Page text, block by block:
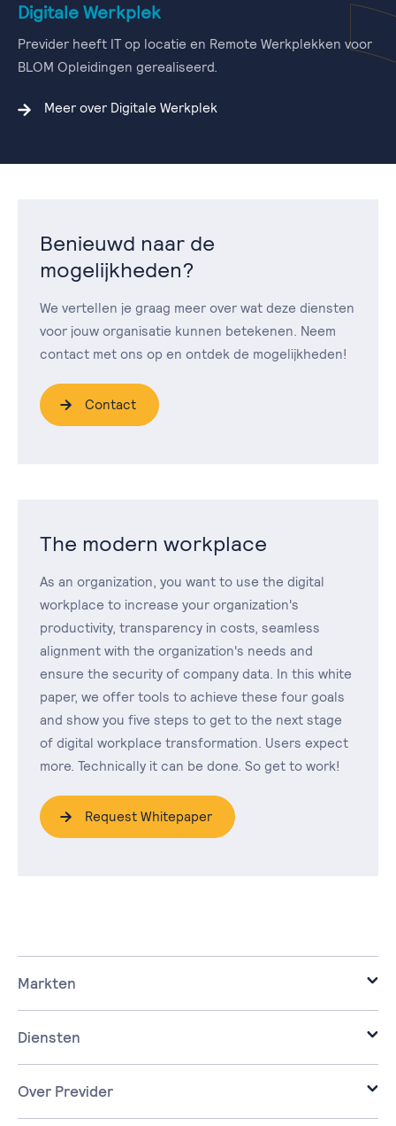
Digitale Werkplek
Previder heeft IT op locatie en Remote Werkplekken voor
BLOM Opleidingen gerealiseerd.
Meer over Digitale Werkplek
Benieuwd naar de
mogelijkheden?
We vertellen je graag meer over wat deze diensten
voor jouw organisatie kunnen betekenen. Neem
contact met ons op en ontdek de mogelijkheden!
Contact
The modern workplace
As an organization, you want to use the digital
workplace to increase your organization's
productivity, transparency in costs, seamless
alignment with the organization's needs and
ensure the security of company data. In this white
paper, we offer tools to achieve these four goals
and show you five steps to get to the next stage
of digital workplace transformation. Users expect
more. Technically it can be done. So get to work!
Request Whitepaper
Markten
it voor de zakelijke markt.
it voor corporaties.
it voor overheden.
Diensten
Infrastructure
Cloud
Over Previder
Over Previder